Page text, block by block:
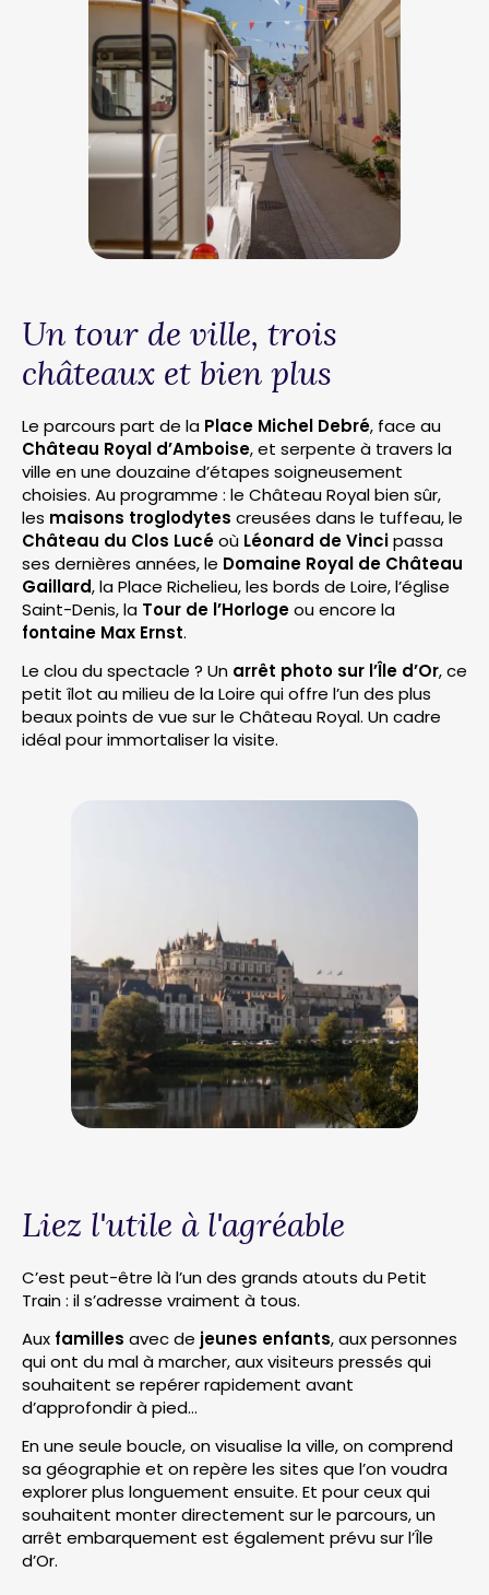
Un tour de ville, trois
châteaux et bien plus
Le parcours part de la Place Michel Debré, face au
Château Royal d’Amboise, et serpente à travers la
ville en une douzaine d’étapes soigneusement
choisies. Au programme : le Château Royal bien sûr,
les maisons troglodytes creusées dans le tuffeau, le
Château du Clos Lucéoù Léonard de Vincipassa
ses dernières années, le Domaine Royal de Château
Gaillard, la Place Richelieu, les bords de Loire, l’église
Saint-Denis, la Tour de l’Horlogeou encore la
fontaine Max Ernst.
Le clou du spectacle ? Un arrêt photo sur l’Île d’Or, ce
petit îlot au milieu de la Loire qui offre l’un des plus
beaux points de vue sur le Château Royal. Un cadre
idéal pour immortaliser la visite.
Liez l'utile à l'agréable
C’est peut-être là l’un des grands atouts du Petit
Train : il s’adresse vraiment à tous.
Aux familles avec de jeunes enfants, aux personnes
qui ont du mal à marcher, aux visiteurs pressés qui
souhaitent se repérer rapidement avant
d’approfondir à pied…
En une seule boucle, on visualise la ville, on comprend
sa géographie et on repère les sites que l’on voudra
explorer plus longuement ensuite. Et pour ceux qui
souhaitent monter directement sur le parcours, un
arrêt embarquement est également prévu sur l’Île
d’Or.